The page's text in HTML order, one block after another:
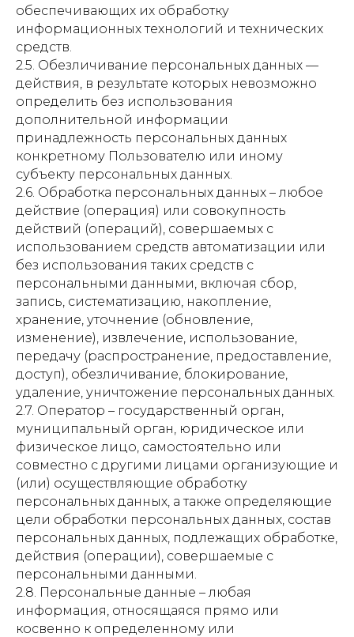
обеспечивающих их обработку
информационных технологий и технических
средств.
2.5. Обезличивание персональных данных —
действия, в результате которых невозможно
определить без использования
дополнительной информации
принадлежность персональных данных
конкретному Пользователю или иному
субъекту персональных данных.
2.6. Обработка персональных данных – любое
действие (операция) или совокупность
действий (операций), совершаемых с
использованием средств автоматизации или
без использования таких средств с
персональными данными, включая сбор,
запись, систематизацию, накопление,
хранение, уточнение (обновление,
изменение), извлечение, использование,
передачу (распространение, предоставление,
доступ), обезличивание, блокирование,
удаление, уничтожение персональных данных.
2.7. Оператор – государственный орган,
муниципальный орган, юридическое или
физическое лицо, самостоятельно или
совместно с другими лицами организующие и
(или) осуществляющие обработку
персональных данных, а также определяющие
цели обработки персональных данных, состав
персональных данных, подлежащих обработке,
действия (операции), совершаемые с
персональными данными.
2.8. Персональные данные – любая
информация, относящаяся прямо или
косвенно к определенному или